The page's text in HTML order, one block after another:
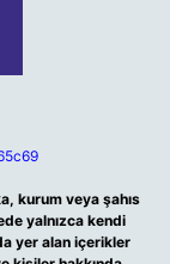
kurum veya şahıs
yalnızca kendi
yer alan içerikler